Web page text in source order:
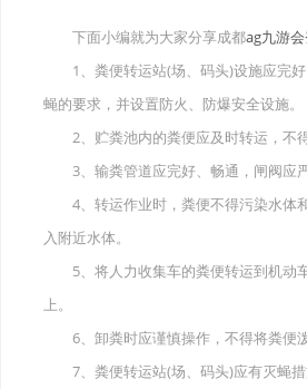
在安装绵阳玻璃钢化粪池时可能
使用成都玻璃钢化粪池的七大好
下面小编就为大家分享成都ag九游
1、粪便转运站(场、码头)设施应完好
蝇的要求，并设置防火、防爆安全设施。
2、贮粪池内的粪便应及时转运，不得
3、输粪管道应完好、畅通，闸阀应严
4、转运作业时，粪便不得污染水体
入附近水体。
5、将人力收集车的粪便转运到机动
上。
6、卸粪时应谨慎操作，不得将粪便
7、粪便转运站(场、码头)应有灭蝇措